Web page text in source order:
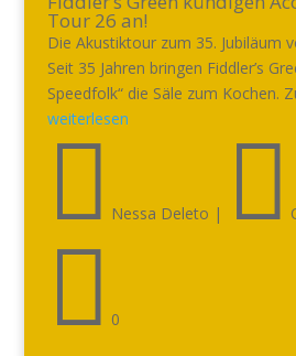
Tour 26 an!
Die Akustiktour zum 35. Jubiläum
Seit 35 Jahren bringen Fiddler’s
Speedfolk“ die Säle zum Kochen.
weiterlesen
 Nessa Deleto | 
 0